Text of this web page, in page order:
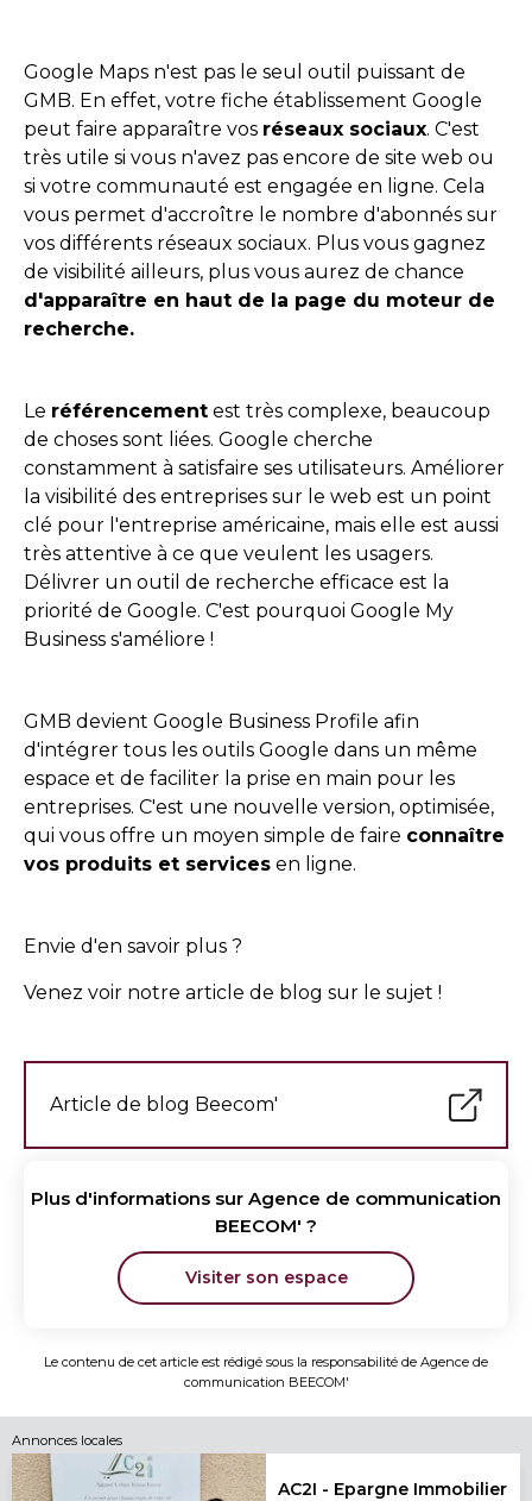
Google Maps n'est pas le seul outil puissant de
GMB. En effet, votre fiche établissement Google
peut faire apparaître vos réseaux sociaux. C'est
très utile si vous n'avez pas encore de site web ou
si votre communauté est engagée en ligne. Cela
vous permet d'accroître le nombre d'abonnés sur
vos différents réseaux sociaux. Plus vous gagnez
de visibilité ailleurs, plus vous aurez de chance
d'apparaître en haut de la page du moteur de
recherche.
Le référencement est très complexe, beaucoup
de choses sont liées. Google cherche
constamment à satisfaire ses utilisateurs. Améliorer
la visibilité des entreprises sur le web est un point
clé pour l'entreprise américaine, mais elle est aussi
très attentive à ce que veulent les usagers.
Délivrer un outil de recherche efficace est la
priorité de Google. C'est pourquoi Google My
Business s'améliore !
GMB devient Google Business Profile afin
d'intégrer tous les outils Google dans un même
espace et de faciliter la prise en main pour les
entreprises. C'est une nouvelle version, optimisée,
qui vous offre un moyen simple de faire connaître
vos produits et services en ligne.
Envie d'en savoir plus ?
Venez voir notre article de blog sur le sujet !
Article de blog Beecom'
Plus d'informations sur Agence de communication
BEECOM' ?
Visiter son espace
Le contenu de cet article est rédigé sous la responsabilité de Agence de
communication BEECOM'
Annonces locales
AC2I - Epargne Immobilier